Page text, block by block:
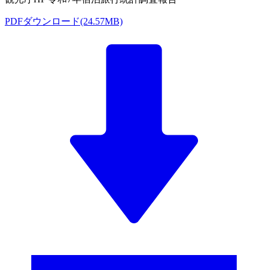
PDFダウンロード(24.57MB)